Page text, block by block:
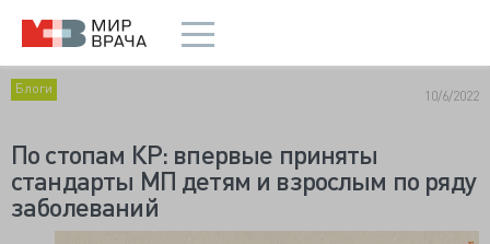
Блоги 10/6/2022
По стопам КР: впервые приняты
стандарты МП детям и взрослым по ряду
заболеваний